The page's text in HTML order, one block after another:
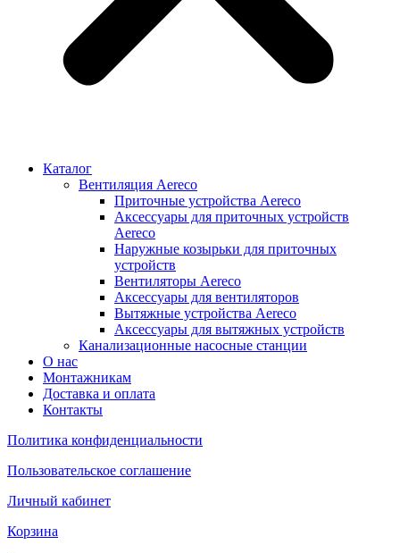
Каталог
Вентиляция Aereco
Приточные устройства Aereco
Аксессуары для приточных устройств
Aereco
Наружные козырьки для приточных
устройств
Вентиляторы Aereco
Аксессуары для вентиляторов
Вытяжные устройства Aereco
Аксессуары для вытяжных устройств
Канализационные насосные станции
О нас
Монтажникам
Доставка и оплата
Контакты
Политика конфиденциальности
Пользовательское соглашение
Личный кабинет
Корзина